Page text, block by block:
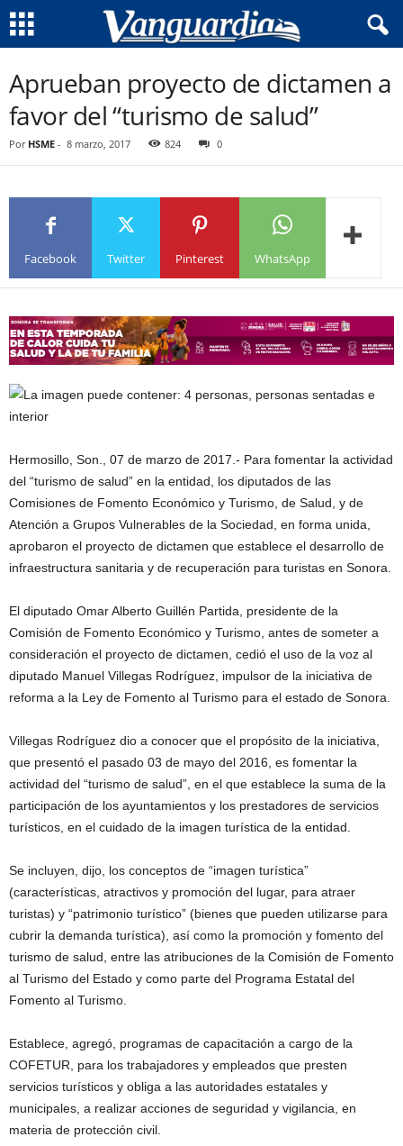
Aprueban proyecto de dictamen a
favor del “turismo de salud”
Por HSME - 8 marzo, 2017 824 0
Facebook Twitter Pinterest WhatsApp
Hermosillo, Son., 07 de marzo de 2017.- Para fomentar la actividad
del “turismo de salud” en la entidad, los diputados de las
Comisiones de Fomento Económico y Turismo, de Salud, y de
Atención a Grupos Vulnerables de la Sociedad, en forma unida,
aprobaron el proyecto de dictamen que establece el desarrollo de
infraestructura sanitaria y de recuperación para turistas en Sonora.
El diputado Omar Alberto Guillén Partida, presidente de la
Comisión de Fomento Económico y Turismo, antes de someter a
consideración el proyecto de dictamen, cedió el uso de la voz al
diputado Manuel Villegas Rodríguez, impulsor de la iniciativa de
reforma a la Ley de Fomento al Turismo para el estado de Sonora.
Villegas Rodríguez dio a conocer que el propósito de la iniciativa,
que presentó el pasado 03 de mayo del 2016, es fomentar la
actividad del “turismo de salud”, en el que establece la suma de la
participación de los ayuntamientos y los prestadores de servicios
turísticos, en el cuidado de la imagen turística de la entidad.
Se incluyen, dijo, los conceptos de “imagen turística”
(características, atractivos y promoción del lugar, para atraer
turistas) y “patrimonio turístico” (bienes que pueden utilizarse para
cubrir la demanda turística), así como la promoción y fomento del
turismo de salud, entre las atribuciones de la Comisión de Fomento
al Turismo del Estado y como parte del Programa Estatal del
Fomento al Turismo.
Establece, agregó, programas de capacitación a cargo de la
COFETUR, para los trabajadores y empleados que presten
servicios turísticos y obliga a las autoridades estatales y
municipales, a realizar acciones de seguridad y vigilancia, en
materia de protección civil.